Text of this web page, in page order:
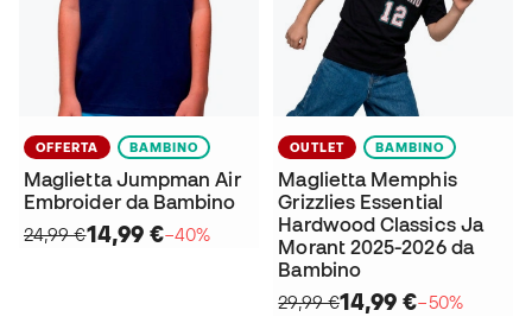
OFFERTA BAMBINO
Maglietta Jumpman Air
Embroider da Bambino
24,99 €14,99 €−40%
OUTLET BAMBINO
Maglietta Memphis
Grizzlies Essential
Hardwood Classics Ja
Morant 2025-2026 da
Bambino
29,99 €14,99 €−50%